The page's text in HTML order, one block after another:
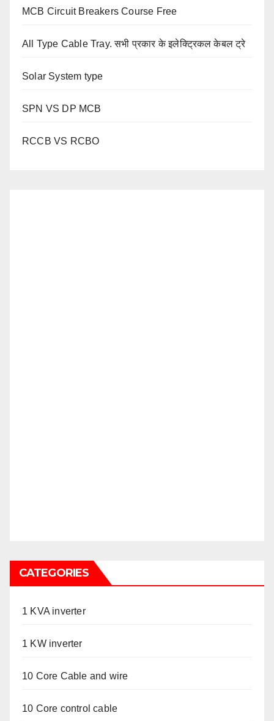
MCB Circuit Breakers Course Free
All Type Cable Tray. सभी प्रकार के इलेक्ट्रिकल केबल ट्रे
Solar System type
SPN VS DP MCB
RCCB VS RCBO
CATEGORIES
1 KVA inverter
1 KW inverter
10 Core Cable and wire
10 Core control cable